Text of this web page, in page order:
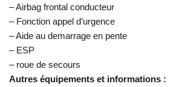
– Airbag frontal conducteur
– Fonction appel d’urgence
– Aide au demarrage en pente
– ESP
– roue de secours
Autres équipements et informations :